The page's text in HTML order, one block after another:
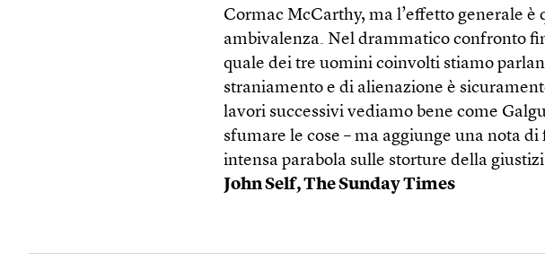
Cormac McCarthy, ma l’effetto generale è
ambivalenza. Nel drammatico confronto
quale dei tre uomini coinvolti stiamo
straniamento e di alienazione è
lavori successivi vediamo bene come
sfumare le cose – ma aggiunge una nota
intensa parabola sulle storture della
John Self, The Sunday Times